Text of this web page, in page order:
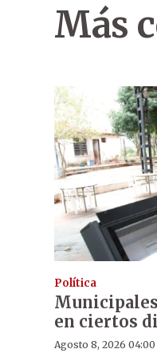
Más
Política
en ciertos
Agosto 8, 2026 04:00